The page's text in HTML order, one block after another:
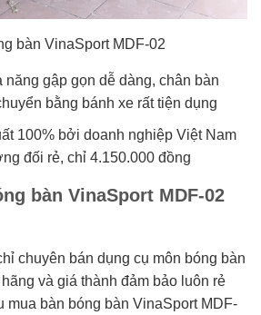
bàn VinaSport MDF-02
năng gập gọn dễ dàng, chân bàn
bằng bánh xe rất tiện dụng
100% bởi doanh nghiệp Việt Nam
đối rẻ, chỉ 4.150.000 đồng
bàn VinaSport MDF-02
chuyên bán dụng cụ môn bóng bàn
và giá thành đảm bảo luôn rẻ
mua bàn bóng bàn VinaSport MDF-